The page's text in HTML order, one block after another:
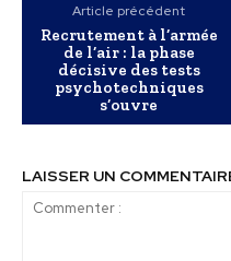
Article précédent
Recrutement à l’armée
de l’air : la phase
décisive des tests
psychotechniques
s’ouvre
LAISSER UN